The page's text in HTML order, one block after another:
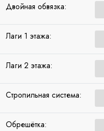
Двойная обвязка:
Лаги 1 этажа:
Лаги 2 этажа:
Стропильная система:
Обрешётка: